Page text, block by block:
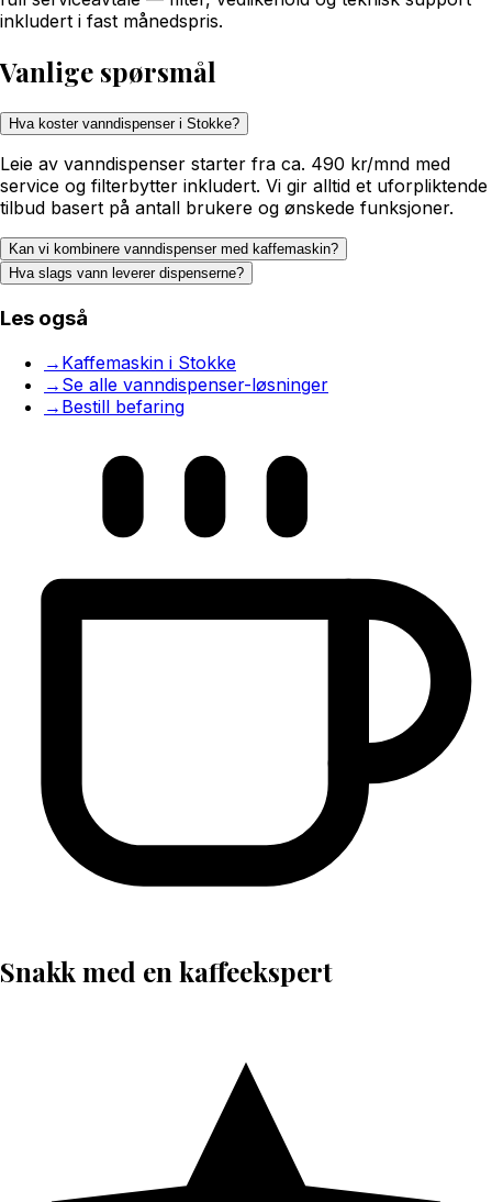
inkludert i fast månedspris.
Vanlige spørsmål
Hva koster vanndispenser i Stokke?
Leie av vanndispenser starter fra ca. 490 kr/mnd med
service og filterbytter inkludert. Vi gir alltid et uforpliktende
tilbud basert på antall brukere og ønskede funksjoner.
Kan vi kombinere vanndispenser med kaffemaskin?
Hva slags vann leverer dispenserne?
Les også
→ Kaffemaskin i Stokke
→ Se alle vanndispenser-løsninger
→ Bestill befaring
Snakk med en kaffeekspert